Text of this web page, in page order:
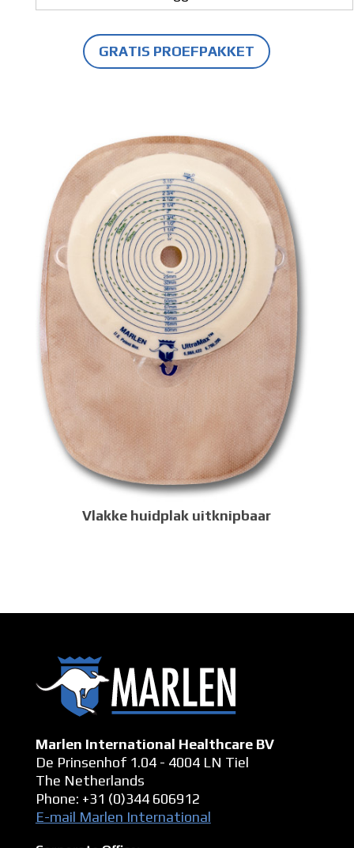
GRATIS PROEFPAKKET
Vlakke huidplak uitknipbaar
Marlen International Healthcare BV
De Prinsenhof 1.04 - 4004 LN Tiel
The Netherlands
Phone: +31 (0)344 606912
E-mail Marlen International